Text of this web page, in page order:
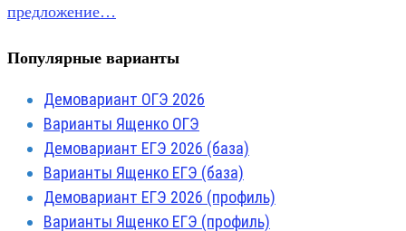
предложение…
Популярные варианты
Демовариант ОГЭ 2026
Варианты Ященко ОГЭ
Демовариант ЕГЭ 2026 (база)
Варианты Ященко ЕГЭ (база)
Демовариант ЕГЭ 2026 (профиль)
Варианты Ященко ЕГЭ (профиль)